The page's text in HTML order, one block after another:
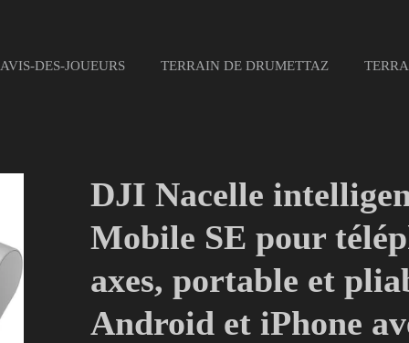
AVIS-DES-JOUEURS TERRAIN DE DRUMETTAZ
DJI Nacelle
Mobile SE pour
axes, portable et
Android et iPhone